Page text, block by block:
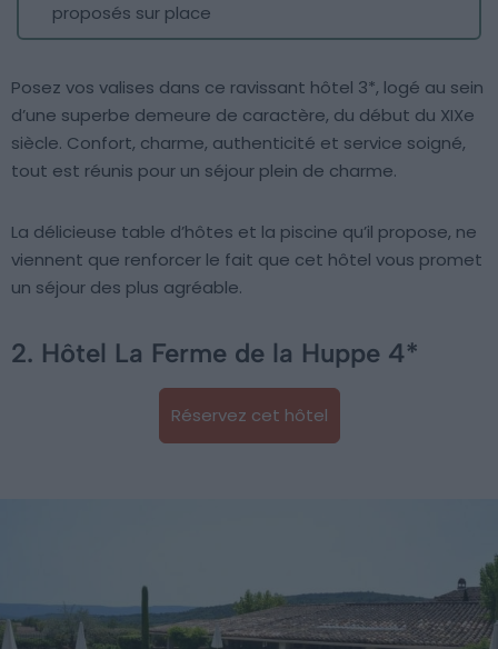
proposés sur place
Posez vos valises dans ce ravissant hôtel 3*, logé au sein
d’une superbe demeure de caractère, du début du XIXe
siècle. Confort, charme, authenticité et service soigné,
tout est réunis pour un séjour plein de charme.
La délicieuse table d’hôtes et la piscine qu’il propose, ne
viennent que renforcer le fait que cet hôtel vous promet
un séjour des plus agréable.
2. Hôtel La Ferme de la Huppe 4*
Réservez cet hôtel